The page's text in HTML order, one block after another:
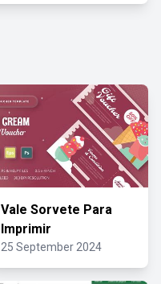
Vale Sorvete Para
Imprimir
25 September 2024